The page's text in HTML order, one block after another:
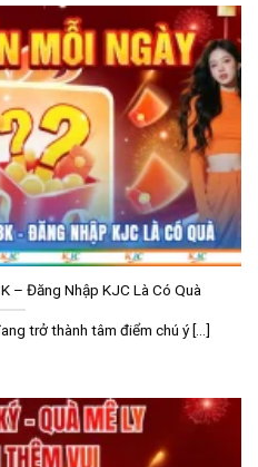
– Đăng Nhập KJC Là Có Quà
trở thành tâm điểm chú ý [...]